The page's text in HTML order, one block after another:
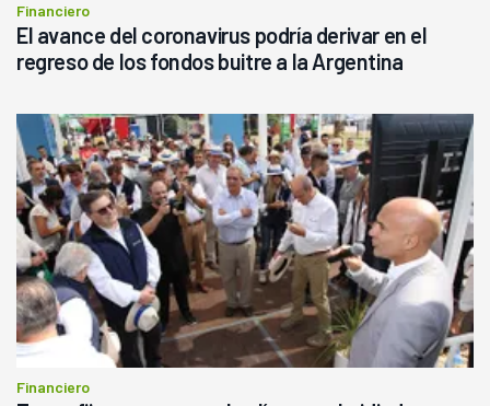
Financiero
El avance del coronavirus podría derivar en el
regreso de los fondos buitre a la Argentina
Financiero